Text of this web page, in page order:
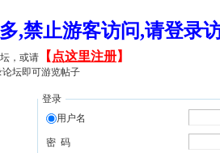
多,禁止游客访问,请登
，或请 【 点这里注册】
坛即可游览帖子
登录
用户名
密 码